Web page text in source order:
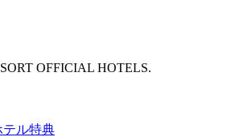
OFFICIAL HOTELS.
テル特典